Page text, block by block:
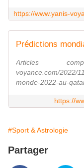
Articles
voyance.com/2022/
monde-2022-au-
https://
#Sport & Astrologie
Partager